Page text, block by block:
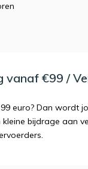
vanaf €99 /
euro? Dan wordt
bijdrage aan